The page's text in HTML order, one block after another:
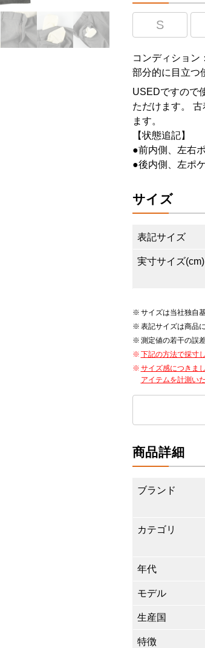
S
コンディション
部分的に目立つ
USEDですので
ただけます。
ます。
【状態追記】
●前内側、左右
●後内側、左ポ
サイズ
表記サイズ
実寸サイズ(cm)
サイズは当社独自
表記サイズは商品
測定値の若干の誤
下記の方法で採寸
サイズ感につきま
アイテムを計測い
商品詳細
ブランド
カテゴリ
年代
モデル
生産国
特徴